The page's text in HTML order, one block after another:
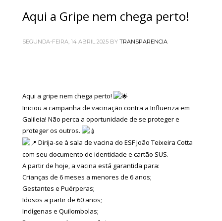
Aqui a Gripe nem chega perto!
SEGUNDA-FEIRA, 14 ABRIL 2025 BY TRANSPARENCIA
Aqui a gripe nem chega perto!
Iniciou a campanha de vacinação contra a Influenza em
Galileia! Não perca a oportunidade de se proteger e
proteger os outros.
Dirija-se à sala de vacina do ESF João Teixeira Cotta
com seu documento de identidade e cartão SUS.
A partir de hoje, a vacina está garantida para:
Crianças de 6 meses a menores de 6 anos;
Gestantes e Puérperas;
Idosos a partir de 60 anos;
Indígenas e Quilombolas;